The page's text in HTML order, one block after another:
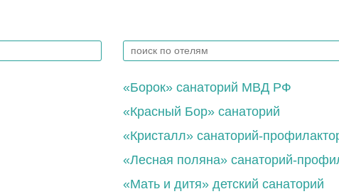
«Борок» санаторий МВД РФ
«Красный Бор» санаторий
«Кристалл» санаторий-
«Лесная поляна» санаторий-
«Мать и дитя» детский санаторий